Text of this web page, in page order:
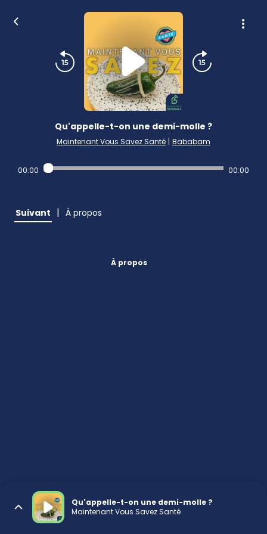
Qu'appelle-t-on une demi-molle ?
Maintenant Vous Savez Santé | Bababam
00:00 00:00
Suivant | À propos
À propos
Qu'appelle-t-on une demi-molle ?
Maintenant Vous Savez Santé